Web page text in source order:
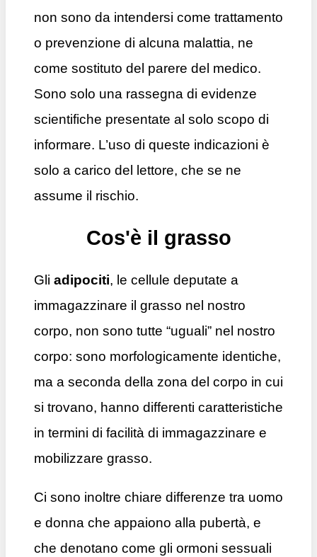
non sono da intendersi come trattamento
o prevenzione di alcuna malattia, ne
come sostituto del parere del medico.
Sono solo una rassegna di evidenze
scientifiche presentate al solo scopo di
informare. L’uso di queste indicazioni è
solo a carico del lettore, che se ne
assume il rischio.
Cos'è il grasso
Gli adipociti, le cellule deputate a
immagazzinare il grasso nel nostro
corpo, non sono tutte “uguali” nel nostro
corpo: sono morfologicamente identiche,
ma a seconda della zona del corpo in cui
si trovano, hanno differenti caratteristiche
in termini di facilità di immagazzinare e
mobilizzare grasso.
Ci sono inoltre chiare differenze tra uomo
e donna che appaiono alla pubertà, e
che denotano come gli ormoni sessuali